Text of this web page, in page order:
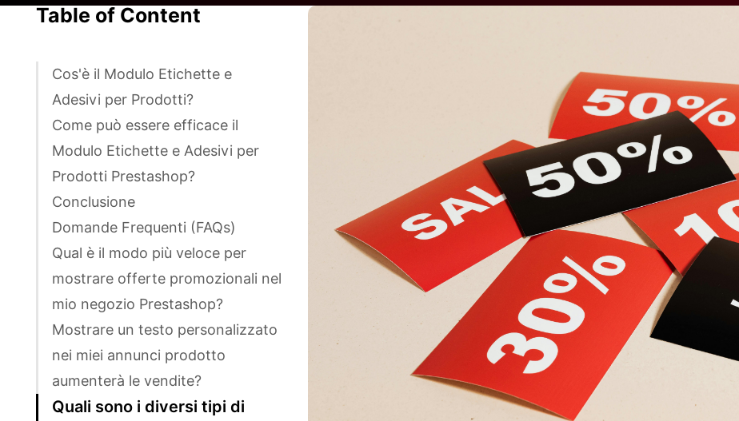
Table of Content
Cos'è il Modulo Etichette e
Adesivi per Prodotti?
Come può essere efficace il
Modulo Etichette e Adesivi per
Prodotti Prestashop?
Conclusione
Domande Frequenti (FAQs)
Qual è il modo più veloce per
mostrare offerte promozionali nel
mio negozio Prestashop?
Mostrare un testo personalizzato
nei miei annunci prodotto
aumenterà le vendite?
Quali sono i diversi tipi di